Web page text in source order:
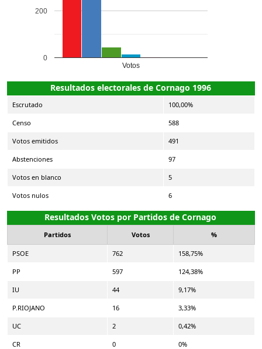
Votos
0
200
Resultados electorales de Cornago 1996
Escrutado 100,00%
Censo 588
Votos emitidos 491
Abstenciones 97
Votos en blanco 5
Votos nulos 6
Resultados Votos por Partidos de Cornago
Partidos Votos %
PSOE 762 158,75%
PP 597 124,38%
IU 44 9,17%
P.RIOJANO 16 3,33%
UC 2 0,42%
CR 0 0%